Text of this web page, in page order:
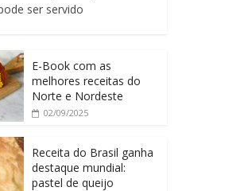
ser servido
E-Book com as
melhores receitas do
Norte e Nordeste
02/09/2025
Receita do Brasil ganha
destaque mundial:
pastel de queijo